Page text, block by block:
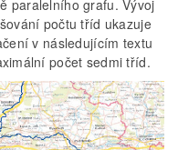
paralelního grafu. Vývoj
počtu tříd ukazuje
v následujícím textu
počet sedmi tříd.